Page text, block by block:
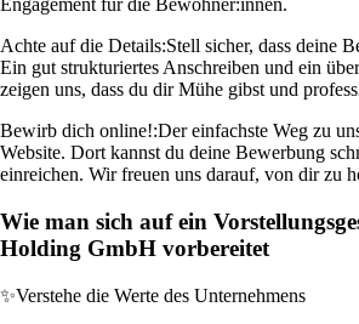
Engagement für die Bewohner:innen.
Achte auf die Details:Stell sicher, dass deine
Ein gut strukturiertes Anschreiben und ein
zeigen uns, dass du dir Mühe gibst und
Bewirb dich online!:Der einfachste Weg zu
Website. Dort kannst du deine Bewerbung
einreichen. Wir freuen uns darauf, von dir zu
Wie man sich auf ein
Holding GmbH vorbereitet
✨Verstehe die Werte des Unternehmens